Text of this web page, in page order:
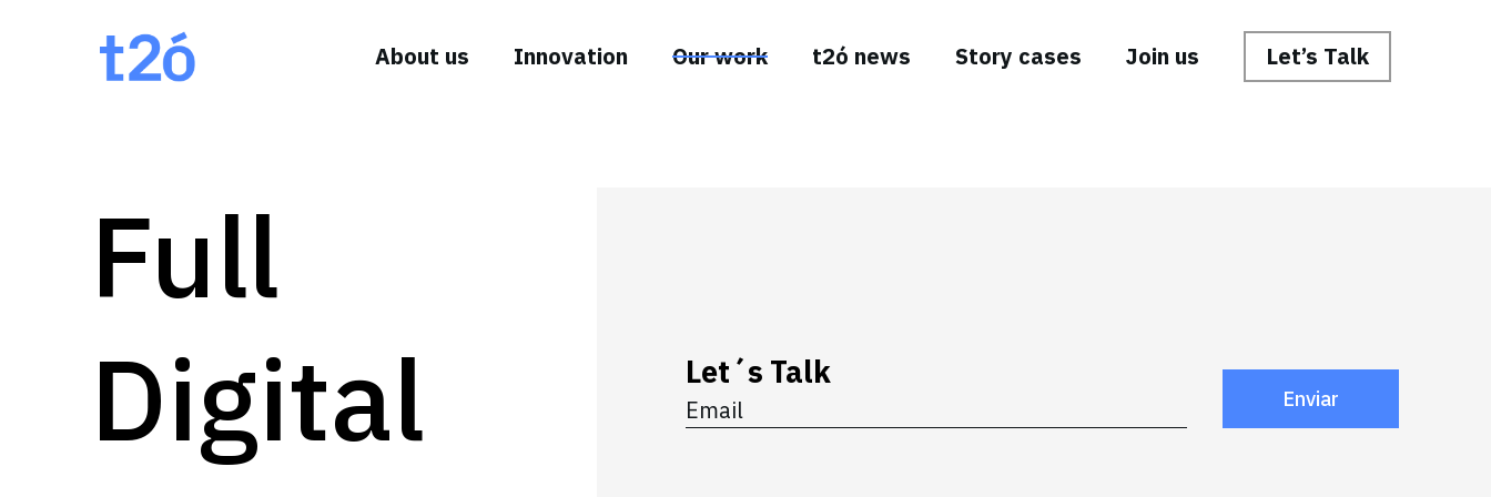
About us Innovation Our work t2ó news Story cases Join us Let’s Talk
Full
Digital
Let´s Talk